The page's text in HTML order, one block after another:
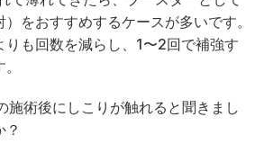
をおすすめするケースが多いです。
りも回数を減らし、1〜2回で補強す
施術後にしこりが触れると聞きまし
？